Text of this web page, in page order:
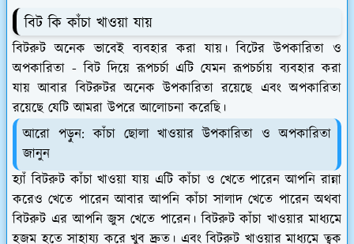
বিট কি কাঁচা খাওয়া যায়
বিটরুট অনেক ভাবেই ব্যবহার করা যায়। বিটের উপকারিতা ও
অপকারিতা - বিট দিয়ে রূপচর্চা এটি যেমন রূপচর্চায় ব্যবহার করা
যায় আবার বিটরুটর অনেক উপকারিতা রয়েছে এবং অপকারিতা
রয়েছে যেটি আমরা উপরে আলোচনা করেছি।
আরো পড়ুন: কাঁচা ছোলা খাওয়ার উপকারিতা ও অপকারিতা
জানুন
হ্যাঁ বিটরুট কাঁচা খাওয়া যায় এটি কাঁচা ও খেতে পারেন আপনি রান্না
করেও খেতে পারেন আবার আপনি কাঁচা সালাদ খেতে পারেন অথবা
বিটরুট এর আপনি জুস খেতে পারেন। বিটরুট কাঁচা খাওয়ার মাধ্যমে
হজম হতে সাহায্য করে খুব দ্রুত। এবং বিটরুট খাওয়ার মাধ্যমে ত্বক